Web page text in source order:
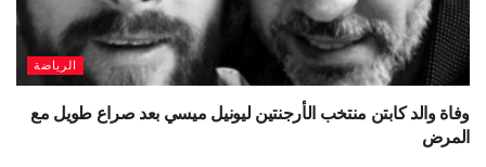
الرياضة
وفاة والد كابتن منتخب الأرجنتين ليونيل ميسي بعد صراع طويل مع
المرض